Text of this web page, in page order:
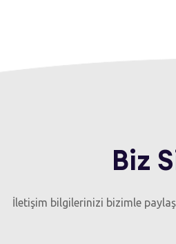
Biz
İletişim bilgilerinizi bizimle